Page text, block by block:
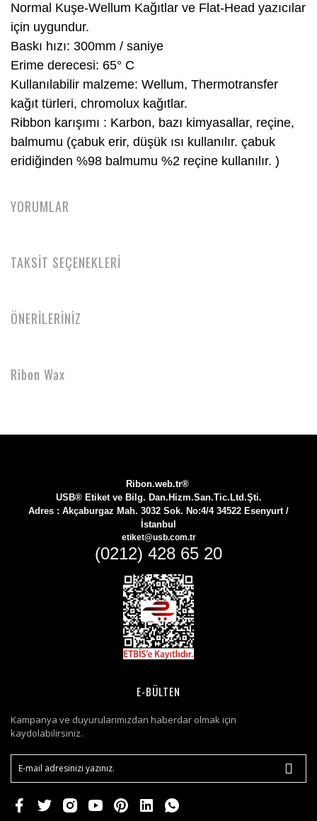
Normal Kuşe-Wellum Kağıtlar ve Flat-Head yazıcılar
için uygundur.
Baskı hızı: 300mm / saniye
Erime derecesi: 65° C
Kullanılabilir malzeme: Wellum, Thermotransfer
kağıt türleri, chromolux kağıtlar.
Ribbon karışımı : Karbon, bazı kimyasallar, reçine,
balmumu (çabuk erir, düşük ısı kullanılır. çabuk
eridiğinden %98 balmumu %2 reçine kullanılır. )
YORUMLAR
TAKSİT SEÇENEKLERİ
ÖNERİLERİNİZ
Ribon Wax
Ribon.web.tr®
USB® Etiket ve Bilg. Dan.Hizm.San.Tic.Ltd.Şti.
Adres : Akçaburgaz Mah. 3032 Sok. No:4/4 34522 Esenyurt /
İstanbul
etiket@usb.com.tr
(0212) 428 65 20
E-BÜLTEN
Kampanya ve duyurularımızdan haberdar olmak için
kaydolabilirsiniz.